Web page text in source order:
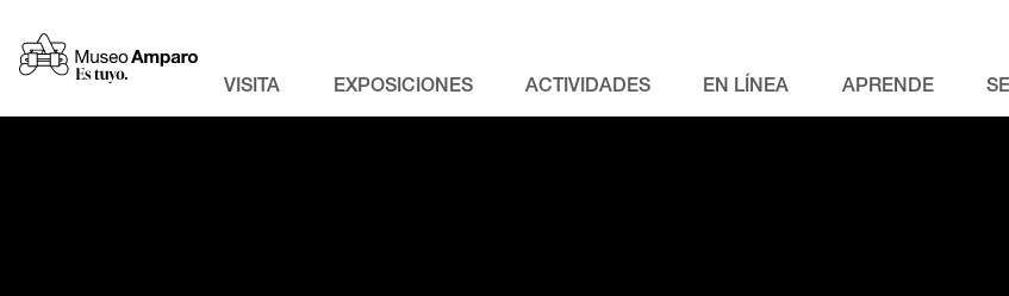
VISITA EXPOSICIONES ACTIVIDADES EN LÍNEA APRENDE